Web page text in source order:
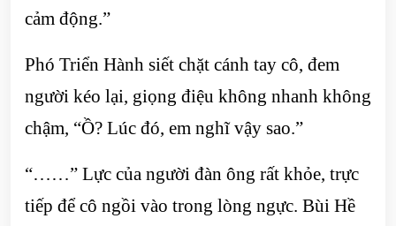
cảm động.”
Phó Triển Hành siết chặt cánh tay cô, đem
người kéo lại, giọng điệu không nhanh không
chậm, “Ồ? Lúc đó, em nghĩ vậy sao.”
“……” Lực của người đàn ông rất khỏe, trực
tiếp để cô ngồi vào trong lòng ngực. Bùi Hề